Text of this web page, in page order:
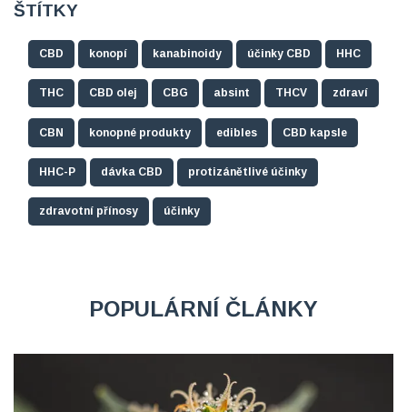
ŠTÍTKY
CBD konopí kanabinoidy účinky CBD HHC
THC CBD olej CBG absint THCV zdraví
CBN konopné produkty edibles CBD kapsle
HHC-P dávka CBD protizánětlivé účinky
zdravotní přínosy účinky
POPULÁRNÍ ČLÁNKY